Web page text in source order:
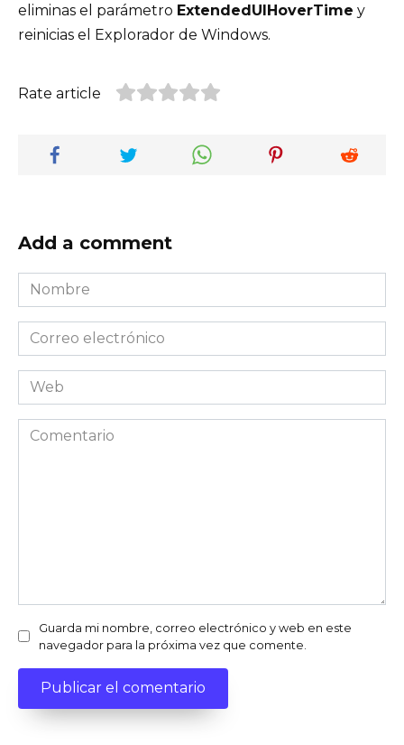
eliminas el parámetro ExtendedUIHoverTime y
reinicias el Explorador de Windows.
Rate article
Add a comment
Nombre
*
Correo
electrónico
*Web
Comentario
Guarda mi nombre, correo electrónico y web en este
navegador para la próxima vez que comente.